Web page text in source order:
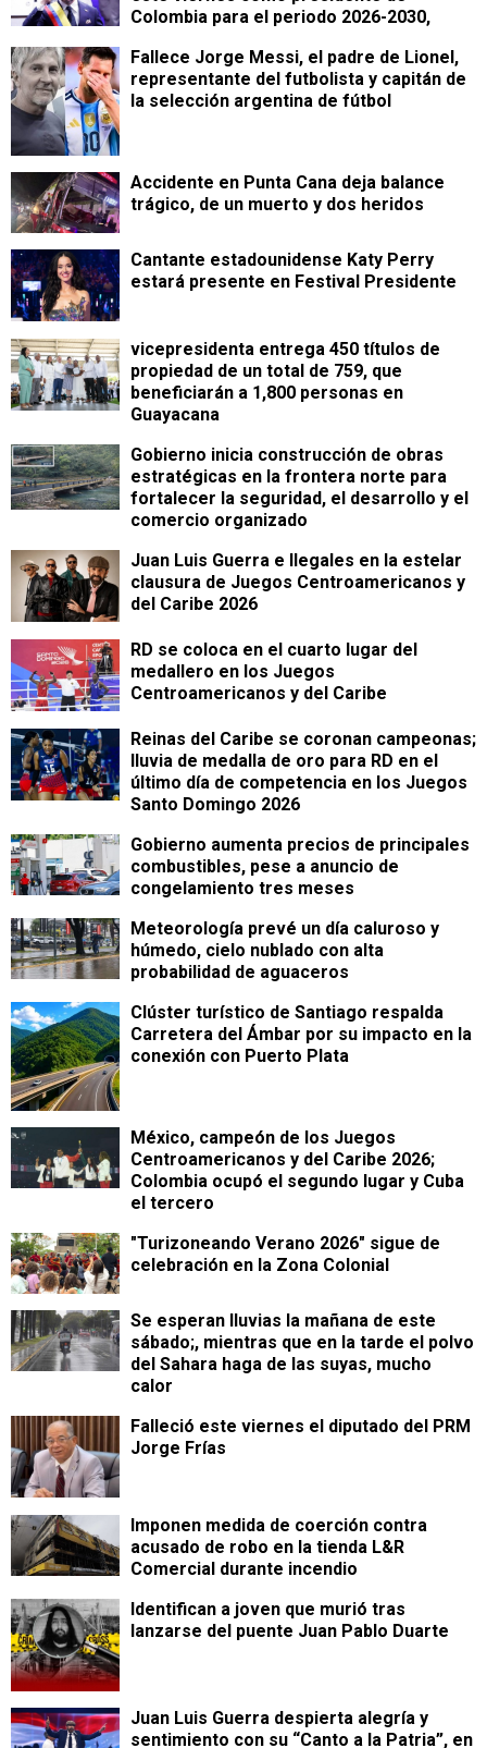
Colombia para el periodo 2026-2030,
Fallece Jorge Messi, el padre de Lionel,
representante del futbolista y capitán de
la selección argentina de fútbol
Accidente en Punta Cana deja balance
trágico, de un muerto y dos heridos
Cantante estadounidense Katy Perry
estará presente en Festival Presidente
vicepresidenta entrega 450 títulos de
propiedad de un total de 759, que
beneficiarán a 1,800 personas en
Guayacana
Gobierno inicia construcción de obras
estratégicas en la frontera norte para
fortalecer la seguridad, el desarrollo y el
comercio organizado
Juan Luis Guerra e Ilegales en la estelar
clausura de Juegos Centroamericanos y
del Caribe 2026
RD se coloca en el cuarto lugar del
medallero en los Juegos
Centroamericanos y del Caribe
Reinas del Caribe se coronan campeonas;
lluvia de medalla de oro para RD en el
último día de competencia en los Juegos
Santo Domingo 2026
Gobierno aumenta precios de principales
combustibles, pese a anuncio de
congelamiento tres meses
Meteorología prevé un día caluroso y
húmedo, cielo nublado con alta
probabilidad de aguaceros
Clúster turístico de Santiago respalda
Carretera del Ámbar por su impacto en la
conexión con Puerto Plata
México, campeón de los Juegos
Centroamericanos y del Caribe 2026;
Colombia ocupó el segundo lugar y Cuba
el tercero
"Turizoneando Verano 2026" sigue de
celebración en la Zona Colonial
Se esperan lluvias la mañana de este
sábado;, mientras que en la tarde el polvo
del Sahara haga de las suyas, mucho
calor
Falleció este viernes el diputado del PRM
Jorge Frías
Imponen medida de coerción contra
acusado de robo en la tienda L&R
Comercial durante incendio
Identifican a joven que murió tras
lanzarse del puente Juan Pablo Duarte
Juan Luis Guerra despierta alegría y
sentimiento con su “Canto a la Patria”, en